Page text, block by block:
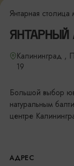
Янтарная столица
ЯНТАРНЫЙ
Калининград ,
19
Большой выбор
натуральным
центре
АДРЕС